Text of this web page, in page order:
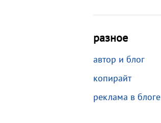
разное
автор и блог
копирайт
реклама в блоге